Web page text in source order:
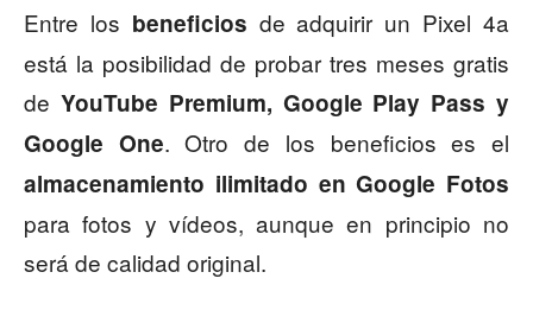
Entre los beneficios de adquirir un Pixel 4a
está la posibilidad de probar tres meses gratis
de YouTube Premium, Google Play Pass y
Google One. Otro de los beneficios es el
almacenamiento ilimitado en Google Fotos
para fotos y vídeos, aunque en principio no
será de calidad original.